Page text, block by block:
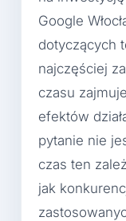
Google
dotyczących
najczęściej
czasu
efektów
pytanie nie
czas ten
jak